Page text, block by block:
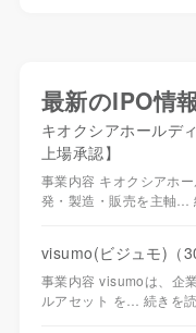
最新のIPO情
キオクシアホールデ
上場承認】
事業内容 キオクシアホ
発・製造・販売を主軸…
visumo(ビジュモ)（
事業内容 visumoは、企
ルアセット を… 続きを